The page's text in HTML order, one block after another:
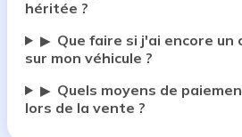
héritée ?
▶ Que faire si j'ai encore un
sur mon véhicule ?
▶ Quels moyens de
lors de la vente ?